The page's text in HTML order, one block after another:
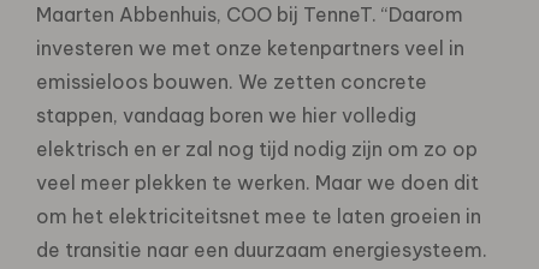
Maarten Abbenhuis, COO bij TenneT. “Daarom
investeren we met onze ketenpartners veel in
emissieloos bouwen. We zetten concrete
stappen, vandaag boren we hier volledig
elektrisch en er zal nog tijd nodig zijn om zo op
veel meer plekken te werken. Maar we doen dit
om het elektriciteitsnet mee te laten groeien in
de transitie naar een duurzaam energiesysteem.